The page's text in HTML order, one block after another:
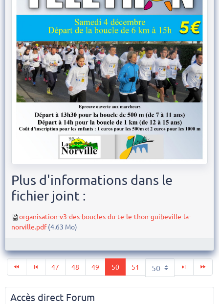
Plus d'informations dans le
fichier joint :
organisation-v3-des-boucles-du-te-le-thon-guibeville-la-
norville.pdf(4.63 Mo)
47 48 49 50 51
Accès direct Forum